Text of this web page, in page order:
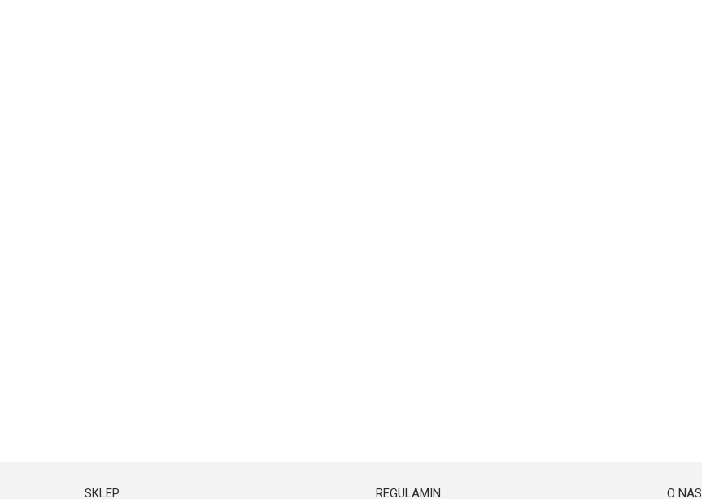
SKLEP REGULAMIN O NAS